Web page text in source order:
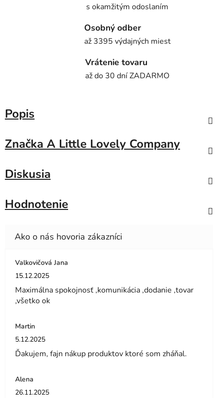
s okamžitým odoslaním
Osobný odber
až 3395 výdajných miest
Vrátenie tovaru
až do 30 dní ZADARMO
Popis
Značka A Little Lovely Company
Diskusia
Hodnotenie
Valkovičová Jana
Hodnotenie obchodu je 5 z 5 hviezdičiek.
15.12.2025
Maximálna spokojnosť ,komunikácia ,dodanie ,tovar
,všetko ok
Martin
Hodnotenie obchodu je 5 z 5 hviezdičiek.
5.12.2025
Ďakujem, fajn nákup produktov ktoré som zháňal.
Alena
Hodnotenie obchodu je 5 z 5 hviezdičiek.
26.11.2025